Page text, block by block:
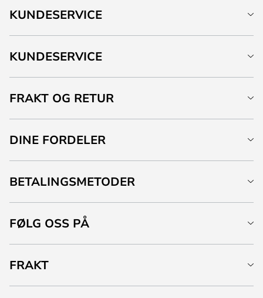
KUNDESERVICE
KUNDESERVICE
FRAKT OG RETUR
DINE FORDELER
BETALINGSMETODER
FØLG OSS PÅ
FRAKT